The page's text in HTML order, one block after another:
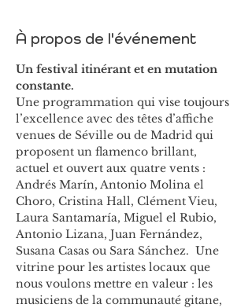
À propos de l'événement
Un festival itinérant et en mutation
constante.
Une programmation qui vise toujours
l’excellence avec des têtes d’affiche
venues de Séville ou de Madrid qui
proposent un flamenco brillant,
actuel et ouvert aux quatre vents :
Andrés Marín, Antonio Molina el
Choro, Cristina Hall, Clément Vieu,
Laura Santamaría, Miguel el Rubio,
Antonio Lizana, Juan Fernández,
Susana Casas ou Sara Sánchez.  Une
vitrine pour les artistes locaux que
nous voulons mettre en valeur : les
musiciens de la communauté gitane,